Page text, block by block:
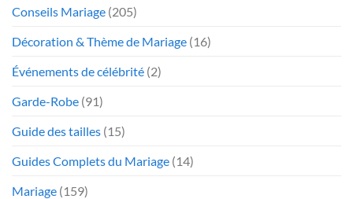
Conseils Mariage (205)
Décoration & Thème de Mariage (16)
Événements de célébrité (2)
Garde-Robe (91)
Guide des tailles (15)
Guides Complets du Mariage (14)
Mariage (159)